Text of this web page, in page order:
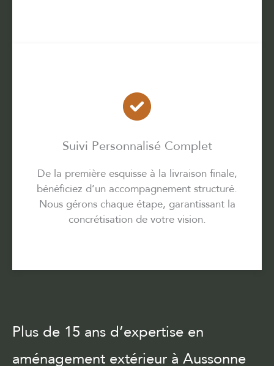
Suivi Personnalisé Complet
De la première esquisse à la livraison finale,
bénéficiez d’un accompagnement structuré.
Nous gérons chaque étape, garantissant la
concrétisation de votre vision.
Plus de 15 ans d’expertise en
aménagement extérieur à Aussonne